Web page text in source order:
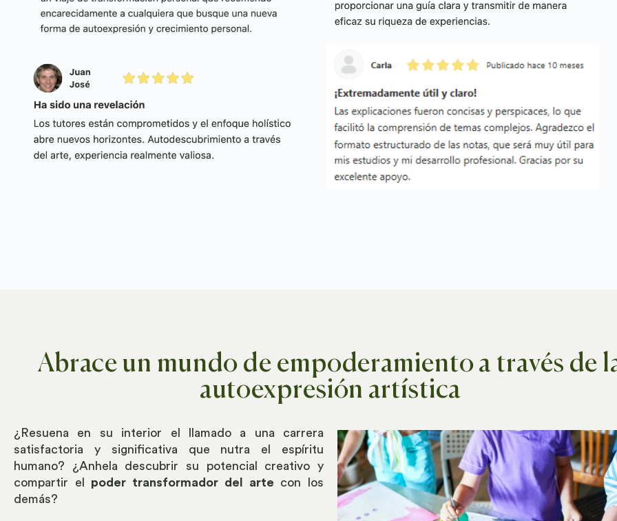
Abrace un mundo de empoderamiento a través de
autoexpresión artística
¿Resuena en su interior el llamado a una carrera
satisfactoria y significativa que nutra el espíritu
humano? ¿Anhela descubrir su potencial creativo y
compartir el poder transformador del arte con los
demás?